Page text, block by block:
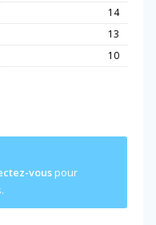
14
13
10
vous pour